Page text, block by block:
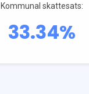
Kommunal skattesats:
33.34%